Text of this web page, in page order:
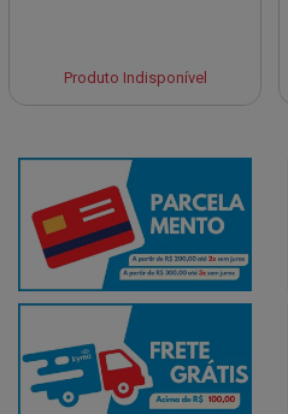
Produto Indisponível